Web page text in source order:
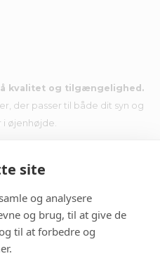
site
og analysere
og brug, til at give de
til at forbedre og
kvalitet og tilgængelighed.
der passer til både dit syn og
i øjenhøjde.
i din indbakke.